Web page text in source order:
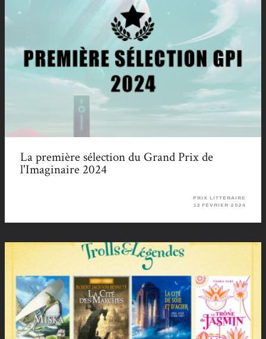
La première sélection du Grand Prix de
l'Imaginaire 2024
PRIX LITTÉRAIRE
13 FÉVRIER 2024